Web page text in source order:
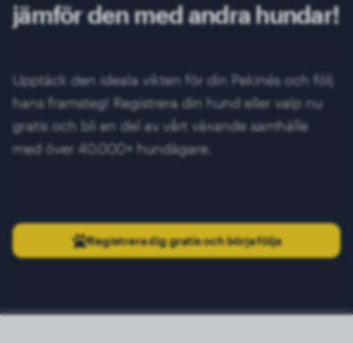
jämför den med andra hundar!
Upptäck den ideala vikten för din Pekinés och följ
hans framsteg! Registrera din hund eller valp nu
gratis och bli en del av vårt växande samhälle
med över 40.000+ hundägare.
Registrera dig gratis och börja följa